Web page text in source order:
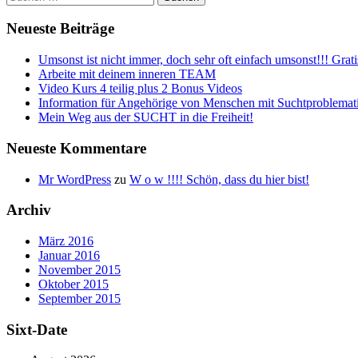
nach:
Neueste Beiträge
Umsonst ist nicht immer, doch sehr oft einfach umsonst!!!
Arbeite mit deinem inneren TEAM
Video Kurs 4 teilig plus 2 Bonus Videos
Information für Angehörige von Menschen mit
Mein Weg aus der SUCHT in die Freiheit!
Neueste Kommentare
Mr WordPress zu W o w !!!! Schön, dass du hier bist!
Archiv
März 2016
Januar 2016
November 2015
Oktober 2015
September 2015
Sixt-Date